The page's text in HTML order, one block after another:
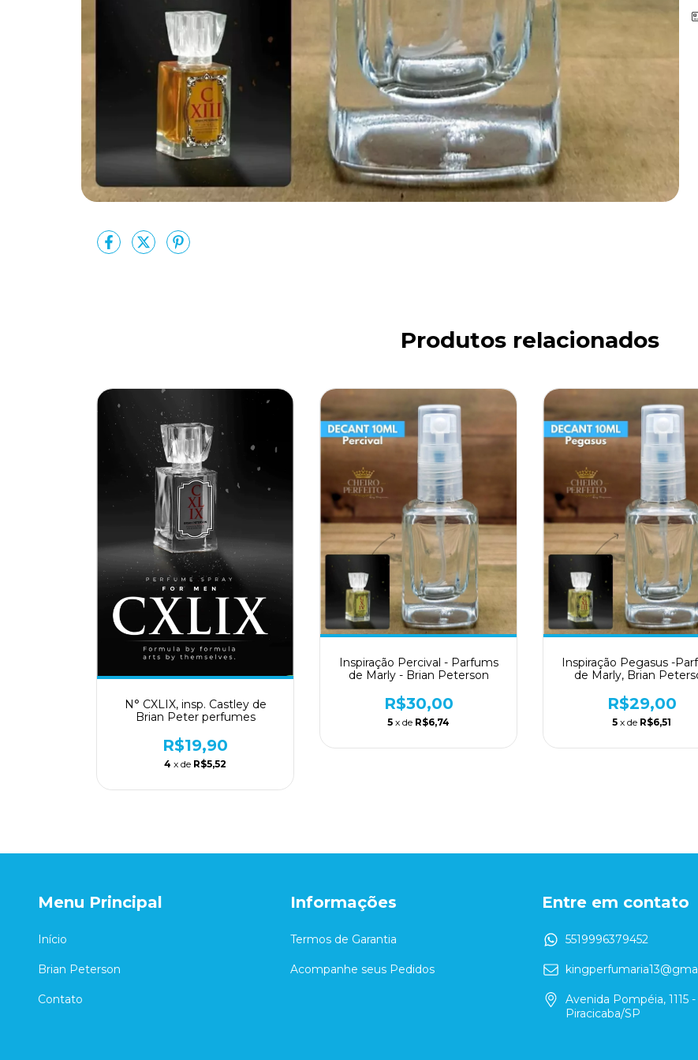
Produtos relacionados
N° CXLIX, insp. Castley de
Brian Peter perfumes
R$19,90
4 x de R$5,52
Inspiração Percival - Parfums
de Marly - Brian Peterson
R$30,00
5 x de R$6,74
Inspiração Pegasus -
de Marly, Brian
R$29,00
5 x de R$6,51
Menu Principal
Início
Brian Peterson
Contato
Informações
Termos de Garantia
Acompanhe seus Pedidos
Entre em contato
5519996379452
Avenida Pompéia, 1115 -
Piracicaba/SP